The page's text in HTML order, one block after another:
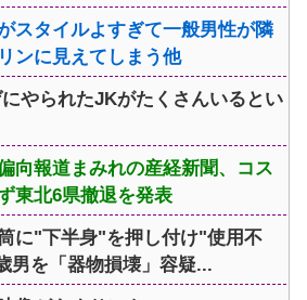
スタイルよすぎて一般男性が隣
ンに見えてしまう他
にやられたJKがたくさんいるとい
向報道まみれの産経新聞、コス
東北6県撤退を発表
に"下半身"を押し付け"使用不
男を「器物損壊」容疑...